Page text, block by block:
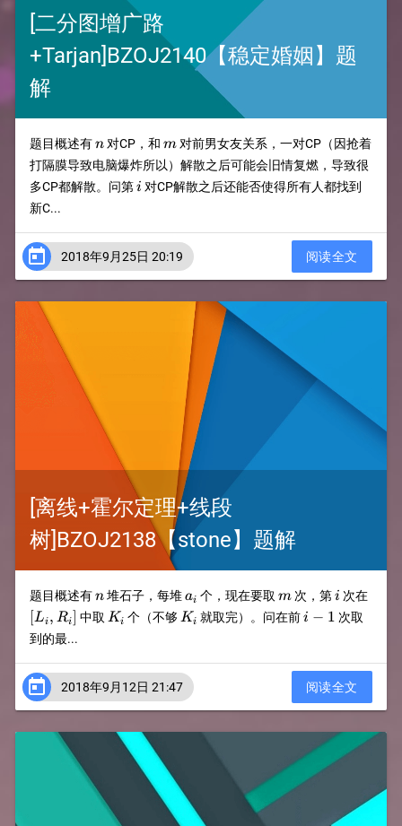
[二分图增广路
+Tarjan]BZOJ2140【稳定婚姻】题
解
题目概述有n
n对CP，和 m
m对前男女友关系，一对CP（因抢着
打隔膜导致电脑爆炸所以）解散之后可能会旧情复燃，导致很
多CP都解散。问第i
i 对CP解散之后还能否使得所有人都找到
新C...
 2018年9月25日 20:19 阅读全文
[离线+霍尔定理+线段
树]BZOJ2138【stone】题解
题目概述有n
n堆石子，每堆a_i
ai 个，现在要取 m
m次，第i
i 次在
Li, Ri 中取 K_i
Ki 个（不够 K_i
Ki 就取完）。问在前i-
i − 1 次取
到的最...
 2018年9月12日 21:47 阅读全文